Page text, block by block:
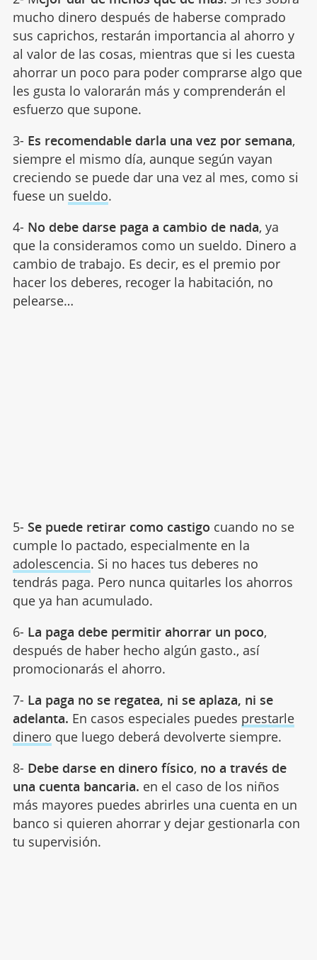
mucho dinero después de haberse comprado
sus caprichos, restarán importancia al ahorro y
al valor de las cosas, mientras que si les cuesta
ahorrar un poco para poder comprarse algo que
les gusta lo valorarán más y comprenderán el
esfuerzo que supone.
3- Es recomendable darla una vez por semana,
siempre el mismo día, aunque según vayan
creciendo se puede dar una vez al mes, como si
fuese un sueldo.
4- No debe darse paga a cambio de nada, ya
que la consideramos como un sueldo. Dinero a
cambio de trabajo. Es decir, es el premio por
hacer los deberes, recoger la habitación, no
pelearse…
5- Se puede retirar como castigo cuando no se
cumple lo pactado, especialmente en la
adolescencia. Si no haces tus deberes no
tendrás paga. Pero nunca quitarles los ahorros
que ya han acumulado.
6- La paga debe permitir ahorrar un poco,
después de haber hecho algún gasto., así
promocionarás el ahorro.
7- La paga no se regatea, ni se aplaza, ni se
adelanta. En casos especiales puedes prestarle
dinero que luego deberá devolverte siempre.
8- Debe darse en dinero físico, no a través de
una cuenta bancaria. en el caso de los niños
más mayores puedes abrirles una cuenta en un
banco si quieren ahorrar y dejar gestionarla con
tu supervisión.